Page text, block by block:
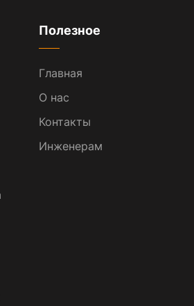
Полезное
Главная
О нас
Контакты
Инженерам